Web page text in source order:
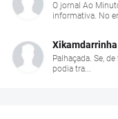
O jornal Ao
informativa. No
Xikamdarrinha
Palhaçada. Se,
podia tra...